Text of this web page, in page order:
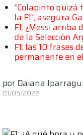
"Colapinto quizá
la F1", asegura
F1: ¿Messi
de la Selección
F1: las 10 frases
permanente en
por Daiana
01/05/2026